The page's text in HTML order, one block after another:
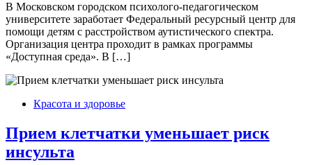
В Московском городском психолого-педагогическом
университете заработает Федеральный ресурсный центр для
помощи детям с расстройством аутистического спектра.
Организация центра проходит в рамках программы
«Доступная среда». В […]
Красота и здоровье
Прием клетчатки уменьшает риск
инсульта